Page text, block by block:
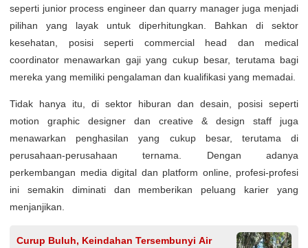
seperti junior process engineer dan quarry manager juga menjadi
pilihan yang layak untuk diperhitungkan. Bahkan di sektor
kesehatan, posisi seperti commercial head dan medical
coordinator menawarkan gaji yang cukup besar, terutama bagi
mereka yang memiliki pengalaman dan kualifikasi yang memadai.
Tidak hanya itu, di sektor hiburan dan desain, posisi seperti
motion graphic designer dan creative & design staff juga
menawarkan penghasilan yang cukup besar, terutama di
perusahaan-perusahaan ternama. Dengan adanya
perkembangan media digital dan platform online, profesi-profesi
ini semakin diminati dan memberikan peluang karier yang
menjanjikan.
Curup Buluh, Keindahan Tersembunyi Air